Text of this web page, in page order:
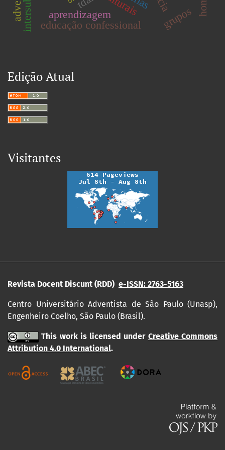
educação confessional grupos
aprendizagem
Edição Atual
Visitantes
Revista Docent Discunt (RDD) e-ISSN: 2763-5163
Centro Universitário Adventista de São Paulo (Unasp),
Engenheiro Coelho, São Paulo (Brasil).
This work is licensed under Creative Commons
Attribution 4.0 International.